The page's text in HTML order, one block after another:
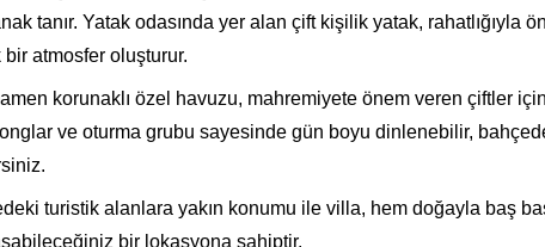
tanır. Yatak odasında yer alan çift kişilik yatak, rahatlığıyla
atmosfer oluşturur.
korunaklı özel havuzu, mahremiyete önem veren çiftler
ve oturma grubu sayesinde gün boyu dinlenebilir,
turistik alanlara yakın konumu ile villa, hem doğayla baş
bir lokasyona sahiptir.